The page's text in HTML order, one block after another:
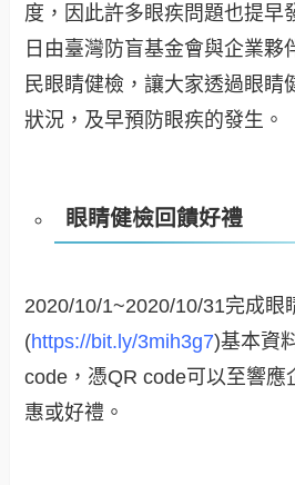
度，因此許多眼疾問題也提早
日由臺灣防盲基金會與企業夥
民眼睛健檢，讓大家透過眼睛
狀況，及早預防眼疾的發生。
眼睛健檢回饋好禮
2020/10/1~2020/10/31完成眼
(https://bit.ly/3mih3g7)基本資
code，憑QR code可以至響應
惠或好禮。